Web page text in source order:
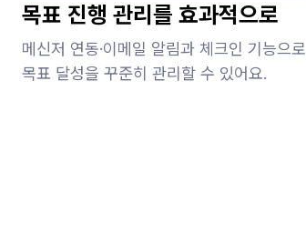
목표 진행 관리를 효과적으로
메신저 연동·이메일 알림과 체크인 기능으로
목표 달성을 꾸준히 관리할 수 있어요.